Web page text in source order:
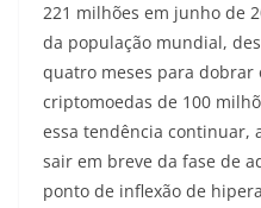
221 milhões em junho de
da população mundial,
quatro meses para dobrar
criptomoedas de 100
essa tendência continuar,
sair em breve da fase de
ponto de inflexão de